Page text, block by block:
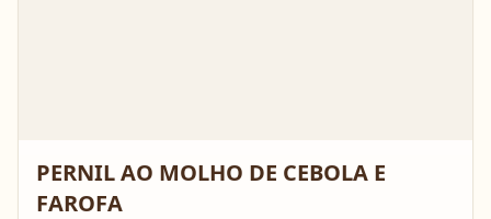
PERNIL AO MOLHO DE CEBOLA E
FAROFA